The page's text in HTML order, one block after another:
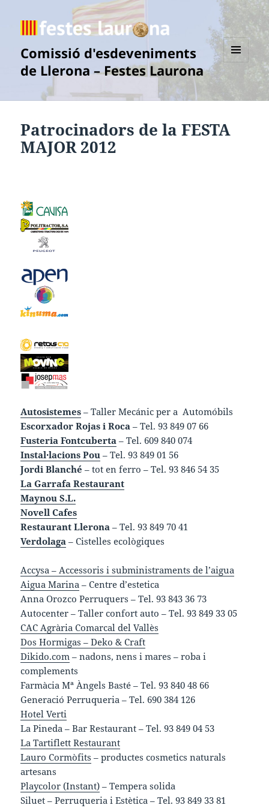
Comissió d'esdeveniments
de Llerona – Festes Laurona
Patrocinadors de la FESTA
MAJOR 2012
Autosistemes – Taller Mecánic per a Automóbils
Escorxador Rojas i Roca – Tel. 93 849 07 66
Fusteria Fontcuberta – Tel. 609 840 074
Instal·lacions Pou – Tel. 93 849 01 56
Jordi Blanché – tot en ferro – Tel. 93 846 54 35
La Garrafa Restaurant
Maynou S.L.
Novell Cafes
Restaurant Llerona – Tel. 93 849 70 41
Verdolaga – Cistelles ecològiques
Accysa – Accessoris i subministraments de l’aigua
Aigua Marina – Centre d’estetica
Anna Orozco Perruquers – Tel. 93 843 36 73
Autocenter – Taller confort auto – Tel. 93 849 33 05
CAC Agrària Comarcal del Vallès
Dos Hormigas – Deko & Craft
Dikido.com – nadons, nens i mares – roba i
complements
Farmàcia Mª Àngels Basté – Tel. 93 840 48 66
Generació Perruqueria – Tel. 690 384 126
Hotel Verti
La Pineda – Bar Restaurant – Tel. 93 849 04 53
La Tartiflett Restaurant
Lauro Cormòfits – productes cosmetics naturals
artesans
Playcolor (Instant) – Tempera solida
Siluet – Perruqueria i Estètica – Tel. 93 849 33 81